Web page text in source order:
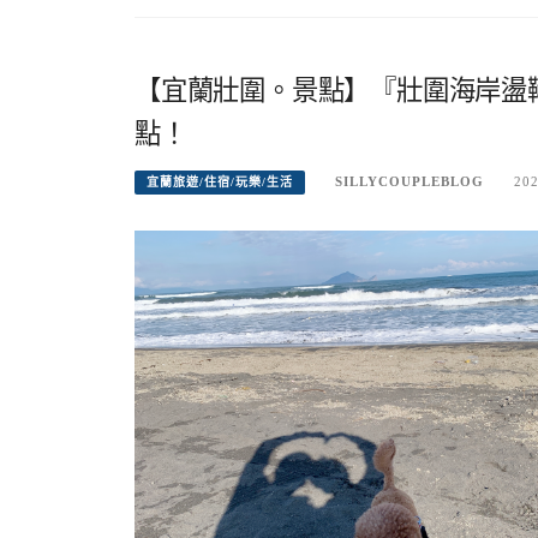
【宜蘭壯圍。景點】『壯圍海岸
點！
宜蘭旅遊/住宿/玩樂/生活 SILLYCOUPLEBLOG